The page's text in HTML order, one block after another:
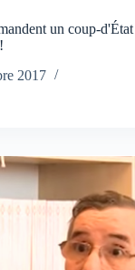
un coup-d'État
2017